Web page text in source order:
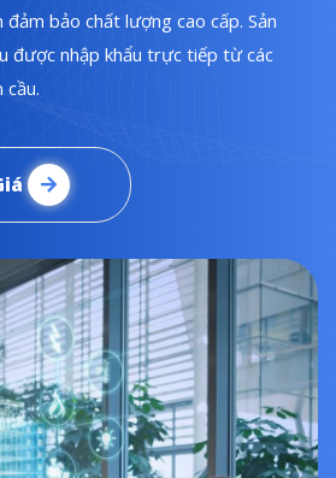
bảo chất lượng cao cấp. Sản
được nhập khẩu trực tiếp từ các